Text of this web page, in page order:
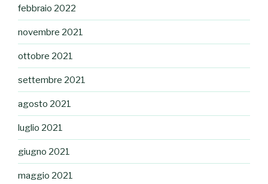
febbraio 2022
novembre 2021
ottobre 2021
settembre 2021
agosto 2021
luglio 2021
giugno 2021
maggio 2021